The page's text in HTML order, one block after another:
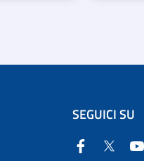
SEGUICI SU
Facebook
Twitter